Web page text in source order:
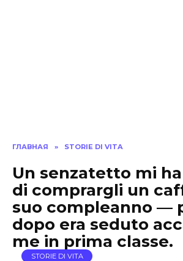
ГЛАВНАЯ » STORIE DI VITA
Un senzatetto mi
di comprargli un
suo compleanno —
dopo era seduto
me in prima classe.
STORIE DI VITA